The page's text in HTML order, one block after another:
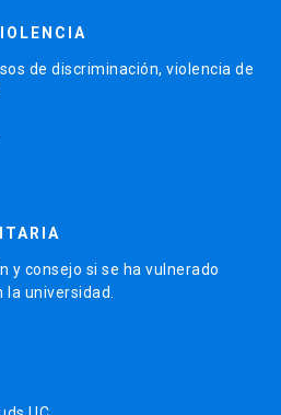
de discriminación, violencia de
y consejo si se ha vulnerado
universidad.